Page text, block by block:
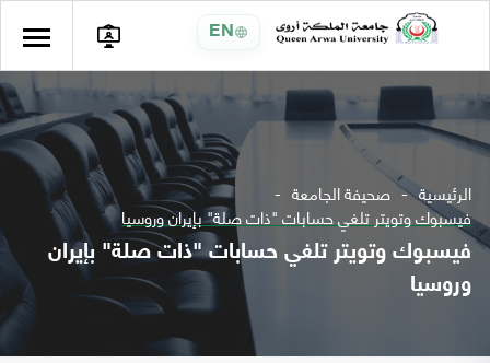
EN
الرئيسية صحيفة الجامعة
فيسبوك وتويتر تلغي حسابات "ذات صلة" بإيران وروسيا
فيسبوك وتويتر تلغي حسابات "ذات صلة" بإيران
وروسيا